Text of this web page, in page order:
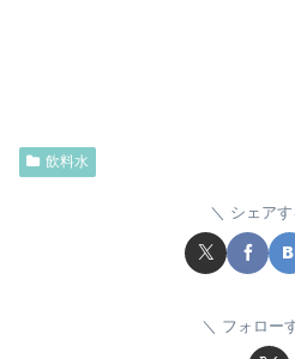
飲料水
シェアす
フォロー